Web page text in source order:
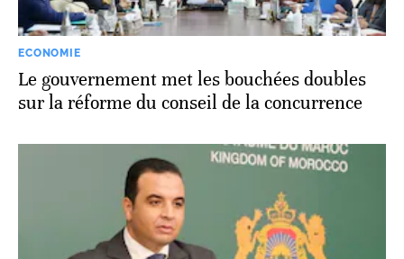
ECONOMIE
Le gouvernement met les bouchées doubles
sur la réforme du conseil de la concurrence